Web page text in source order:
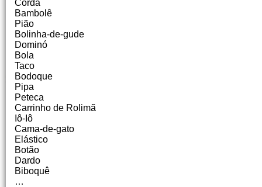
Corda
Bambolê
Pião
Bolinha-de-gude
Dominó
Bola
Taco
Bodoque
Pipa
Peteca
Carrinho de Rolimã
Iô-Iô
Cama-de-gato
Elástico
Botão
Dardo
Biboquê
…